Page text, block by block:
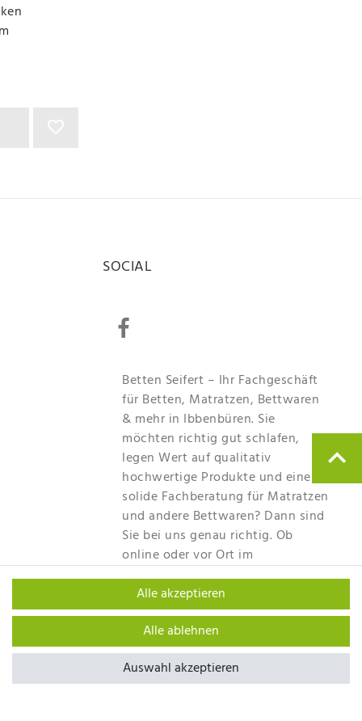
SOCIAL
Betten Seifert – Ihr Fachgeschäft
für Betten, Matratzen, Bettwaren
& mehr in Ibbenbüren. Sie
möchten richtig gut schlafen,
legen Wert auf qualitativ
hochwertige Produkte und eine
solide Fachberatung für Matratzen
und andere Bettwaren? Dann sind
Sie bei uns genau richtig. Ob
online oder vor Ort im
Fachgeschäft in Ibbenbüren - wir
beraten Sie gerne!
Mehr erfahren
Alle akzeptieren
Alle ablehnen
Auswahl akzeptieren